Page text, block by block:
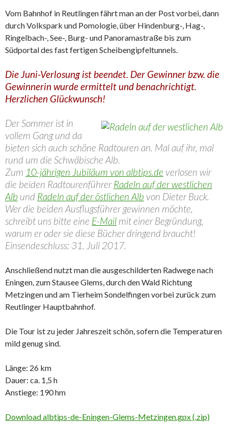
Vom Bahnhof in Reutlingen fährt man an der Post vorbei, dann
durch Volkspark und Pomologie, über Hindenburg-, Hag-,
Ringelbach-, See-, Burg- und Panoramastraße bis zum
Südportal des fast fertigen Scheibengipfeltunnels.
Die Juni-Verlosung ist beendet. Der Gewinner bzw. die
Gewinnerin wurde ermittelt und benachrichtigt.
Herzlichen Glückwunsch!
Der Sommer ist in
vollem Gang und da
bieten sich auch schöne Radtouren an. Mal auf ihr, mal
rund um die Schwäbische Alb.
Zum 10-jährigen Jubiläum von albtips.de verlosen wir
die beiden RadtourenführerRadeln auf der westlichen
Alb und Radeln auf der östlichen Alb von Dieter Buck.
Wer die beiden Ausflugsführer gewinnen möchte,
schreibt uns bitte eine E-Mail mit einer Begründung,
warum er oder sie diese Bücher dringend braucht!
Einsendeschluss: 31. Juli 2017.
Anschließend nutzt man die ausgeschilderten Radwege nach
Eningen, zum Stausee Glems, durch den Wald Richtung
Metzingen und am Tierheim Sondelfingen vorbei zurück zum
Reutlinger Hauptbahnhof.
Die Tour ist zu jeder Jahreszeit schön, sofern die Temperaturen
mild genug sind.
Länge: 26 km
Dauer: ca. 1,5 h
Anstiege: 190 hm
Download albtips-de-Eningen-Glems-Metzingen.gpx (.zip)